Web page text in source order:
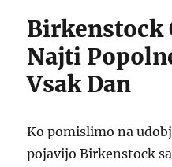
Birkenstock
Najti
Vsak Dan
Ko pomislimo na
pojavijo Birkenstock